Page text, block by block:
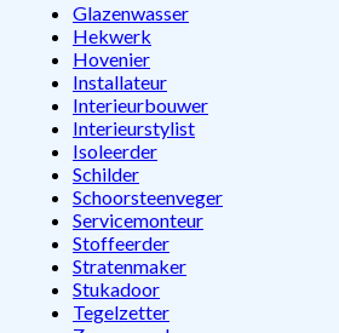
Glazenwasser
Hekwerk
Hovenier
Installateur
Interieurbouwer
Interieurstylist
Isoleerder
Schilder
Schoorsteenveger
Servicemonteur
Stoffeerder
Stratenmaker
Stukadoor
Tegelzetter